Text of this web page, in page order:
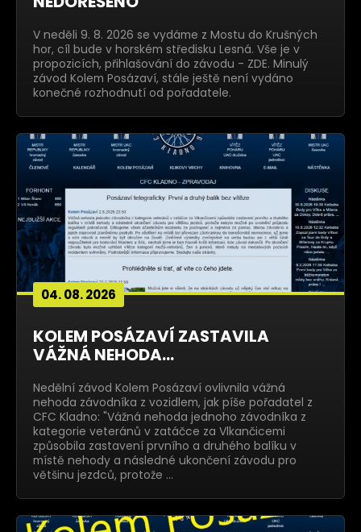
V neděli 9. 8. 2026 se vydáme z Mostu do Krušných
hor, cíl bude v horském středisku Lesná. Vše je v
propozicích, přihlašování do závodu - ZDE. Minulý
závod Kolem Posázaví, stále ještě není vydáno
konečné rozhodnutí od pořadatele.
04. 08. 2026
KOLEM POSÁZAVÍ ZASTAVILA
VÁŽNÁ NEHODA...
Nedělní závod Kolem Posázaví ovlivnila vážná
nehoda závodníka z vozidlem, jak píše pořadatel z
CFC Kladno: "Vážná nehoda jednoho závodníka z
kategorie veteránů v zatáčce za Vlkančicemi
způsobila zastavení prvního a druhého balíku v
místě nehody a následné ukončení závodu pro
většinu jezdců, protože …